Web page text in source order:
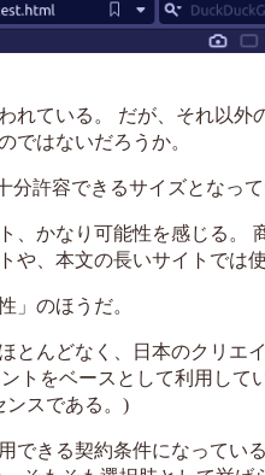
ている。 だが、それ以外
ではないだろうか。
許容できるサイズとなって
かなり可能性を感じる。
、本文の長いサイトでは
」のほうだ。
んどなく、日本のクリエ
トをベースとして利用して
ンスである。)
きる契約条件になってい